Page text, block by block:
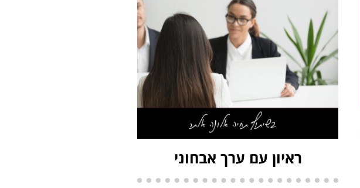
ראיון עם ערך אבחוני